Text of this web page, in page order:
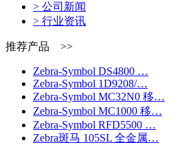
> 公司新闻
> 行业资讯
推荐产品 >>
Zebra-Symbol DS4800 …
Zebra-Symbol 1D9208/…
Zebra-Symbol MC32N0 移…
Zebra-Symbol MC1000 移…
Zebra-Symbol RFD5500 …
Zebra斑马 105SL 全金属…